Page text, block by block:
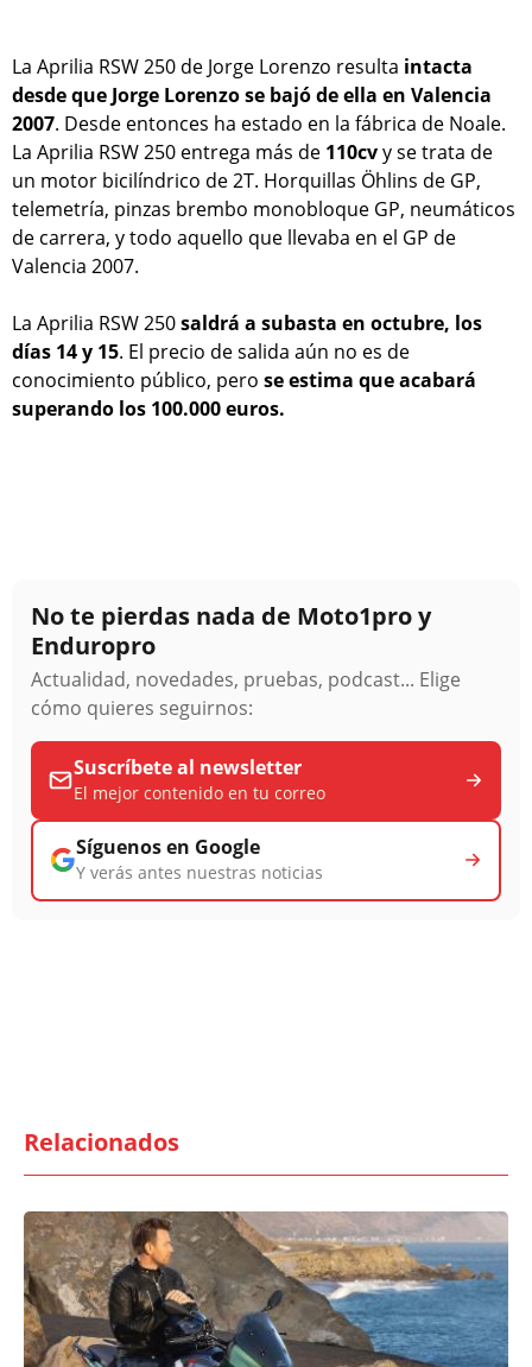
La Aprilia RSW 250 de Jorge Lorenzo resulta intacta
desde que Jorge Lorenzo se bajó de ella en Valencia
2007. Desde entonces ha estado en la fábrica de Noale.
La Aprilia RSW 250 entrega más de 110cvy se trata de
un motor bicilíndrico de 2T. Horquillas Öhlins de GP,
telemetría, pinzas brembo monobloque GP, neumáticos
de carrera, y todo aquello que llevaba en el GP de
Valencia 2007.
La Aprilia RSW 250saldrá a subasta en octubre, los
días 14 y 15. El precio de salida aún no es de
conocimiento público, pero se estima que acabará
superando los 100.000 euros.
No te pierdas nada de Moto1pro y
Enduropro
Actualidad, novedades, pruebas, podcast... Elige
cómo quieres seguirnos:
Suscríbete al newsletter
El mejor contenido en tu correo
Síguenos en Google
Y verás antes nuestras noticias
Relacionados